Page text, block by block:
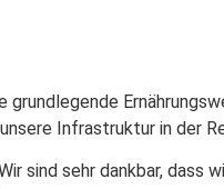
grundlegende
Infrastruktur in der
sind sehr dankbar, dass